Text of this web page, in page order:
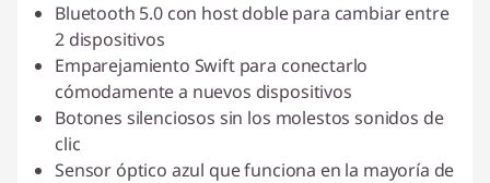
Bluetooth 5.0 con host doble para cambiar entre
2 dispositivos
Emparejamiento Swift para conectarlo
cómodamente a nuevos dispositivos
Botones silenciosos sin los molestos sonidos de
clic
Sensor óptico azul que funciona en la mayoría de